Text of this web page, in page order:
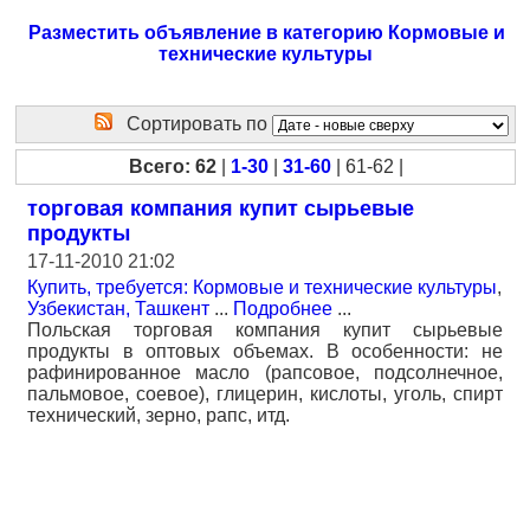
Разместить объявление в категорию Кормовые и
технические культуры
Сортировать по
Всего: 62| 1-30| 31-60| 61-62 |
торговая компания купит сырьевые
продукты
17-11-2010 21:02
Купить, требуется: Кормовые и технические культуры,
Узбекистан, Ташкент ... Подробнее ...
Польская торговая компания купит сырьевые
продукты в оптовых объемах. В особенности: не
рафинированное масло (рапсовое, подсолнечное,
пальмовое, соевое), глицерин, кислоты, уголь, спирт
технический, зерно, рапс, итд.